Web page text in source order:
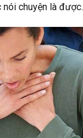
chuyện là được.